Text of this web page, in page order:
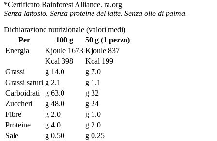
*Certificato Rainforest Alliance. ra.org
Senza lattosio. Senza proteine del latte. Senza olio di palma.
Dichiarazione nutrizionale (valori medi)
Per
100 g
50 g (1 pezzo)
Energia
Kjoule 1673 Kjoule 837
Kcal 398
Kcal 199
Grassi
g 14.0
g 7.0
Grassi saturi g 2.1
g 1.1
Carboidrati
g 63.0
g 32
Zuccheri
g 48.0
g 24
Fibre
g 2.0
g 1.0
Proteine
g 4.0
g 2.0
Sale
g 0.50
g 0.25